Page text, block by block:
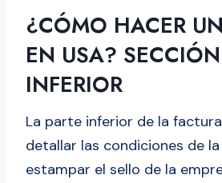
¿CÓMO HACER
EN USA?
INFERIOR
La parte inferior de la
detallar las condiciones de
estampar el sello de la